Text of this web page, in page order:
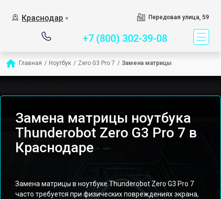
Краснодар ▼ Передовая улица, 59
+7 (800) 302-39-08
Главная / Ноутбук / Zero G3 Pro 7 / Замена матрицы
Замена матрицы ноутбука
Thunderobot Zero G3 Pro 7 в
Краснодаре
Замена матрицы в ноутбуке Thunderobot Zero G3 Pro 7
часто требуется при физических повреждениях экрана,